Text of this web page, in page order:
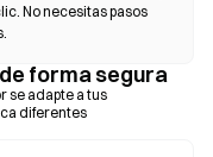
No necesitas pasos
forma segura
se adapte a tus
diferentes